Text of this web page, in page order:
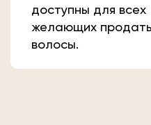
доступны для всех
желающих продать
волосы.